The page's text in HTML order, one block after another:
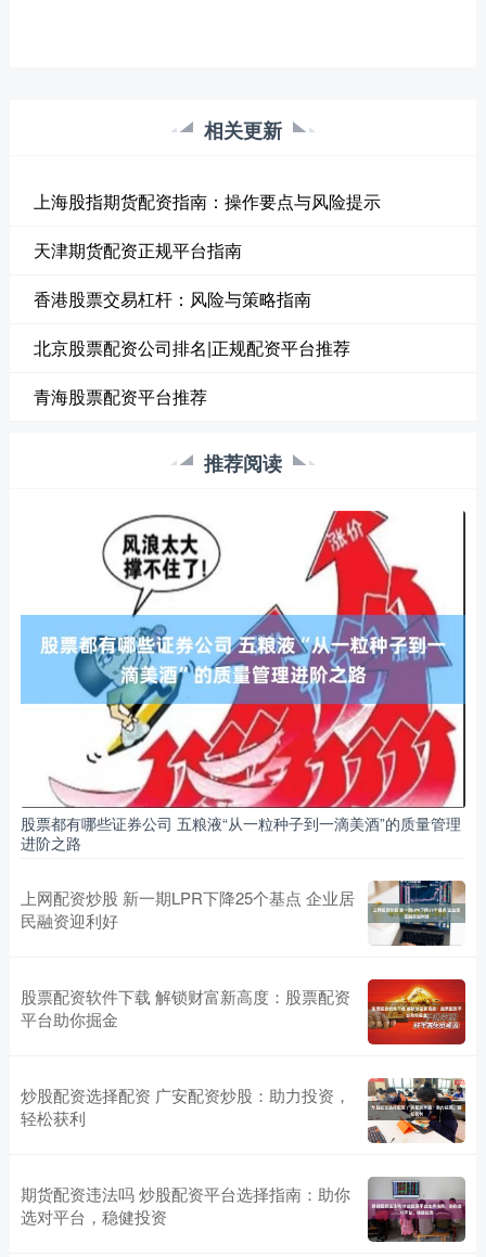
相关更新
上海股指期货配资指南：操作要点与风险提示
天津期货配资正规平台指南
香港股票交易杠杆：风险与策略指南
北京股票配资公司排名|正规配资平台推荐
青海股票配资平台推荐
推荐阅读
股票都有哪些证券公司 五粮液“从一粒种子到一滴美酒”的质量管理
进阶之路
上网配资炒股 新一期LPR下降25个基点 企业居
民融资迎利好
股票配资软件下载 解锁财富新高度：股票配资
平台助你掘金
炒股配资选择配资 广安配资炒股：助力投资，
轻松获利
期货配资违法吗 炒股配资平台选择指南：助你
选对平台，稳健投资